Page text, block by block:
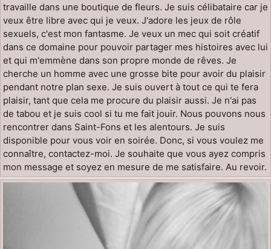
travaille dans une boutique de fleurs. Je suis célibataire car je
veux être libre avec qui je veux. J'adore les jeux de rôle
sexuels, c'est mon fantasme. Je veux un mec qui soit créatif
dans ce domaine pour pouvoir partager mes histoires avec lui
et qui m'emmène dans son propre monde de rêves. Je
cherche un homme avec une grosse bite pour avoir du plaisir
pendant notre plan sexe. Je suis ouvert à tout ce qui te fera
plaisir, tant que cela me procure du plaisir aussi. Je n'ai pas
de tabou et je suis cool si tu me fait jouir. Nous pouvons nous
rencontrer dans Saint-Fons et les alentours. Je suis
disponible pour vous voir en soirée. Donc, si vous voulez me
connaître, contactez-moi. Je souhaite que vous ayez compris
mon message et soyez en mesure de me satisfaire. Au revoir.